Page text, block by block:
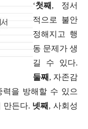
‘첫째 , 정서
적으로 불안
정해지고 행
동 문제가 생
길 수 있다.
둘째 , 자존감
력을 방해할 수 있으
만든다. 넷째 ,사회성